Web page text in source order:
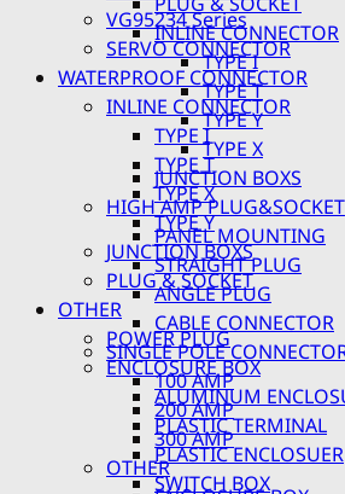
INLINE CONNECTOR
TYPE I
TYPE T
TYPE Y
TYPE X
JUNCTION BOXS
HIGH AMP PLUG&SOCKET
PANEL MOUNTING
STRAIGHT PLUG
ANGLE PLUG
CABLE CONNECTOR
SINGLE POLE
100 AMP
200 AMP
300 AMP
OTHER
VG95234 Series
SERVO CONNECTOR
WATERPROOF CONNECTOR
INLINE CONNECTOR
TYPE I
TYPE T
TYPE X
TYPE Y
JUNCTION BOXS
PLUG & SOCKET
OTHER
POWER PLUG
ENCLOSURE BOX
ALUMINUM
PLASTIC TERMINAL
PLASTIC ENCLOSUER
SWITCH BOX